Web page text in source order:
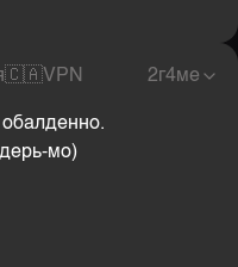
🇨🇦VPN 2г4ме
мо)